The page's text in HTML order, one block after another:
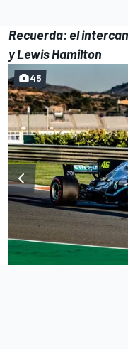
Recuerda: el
y Lewis Hamilton
45